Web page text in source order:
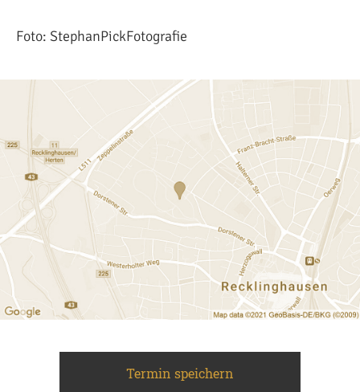
Foto: StephanPickFotografie
Termin speichern